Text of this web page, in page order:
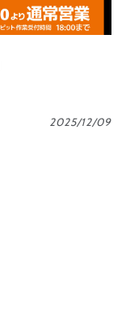
2025/12/09